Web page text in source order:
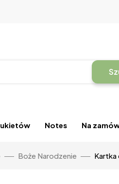
Notes Na
Boże Narodzenie Kartka